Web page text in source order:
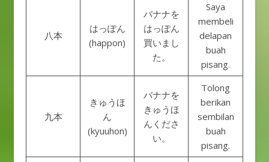
八本
はっぽん
(happon)
バナナを
はっぽん
買いまし
た。
Saya
membeli
delapan
buah
pisang.
九本
きゅうほ
ん
(kyuuhon)
バナナを
きゅうほ
んくださ
い。
Tolong
berikan
sembilan
buah
pisang.